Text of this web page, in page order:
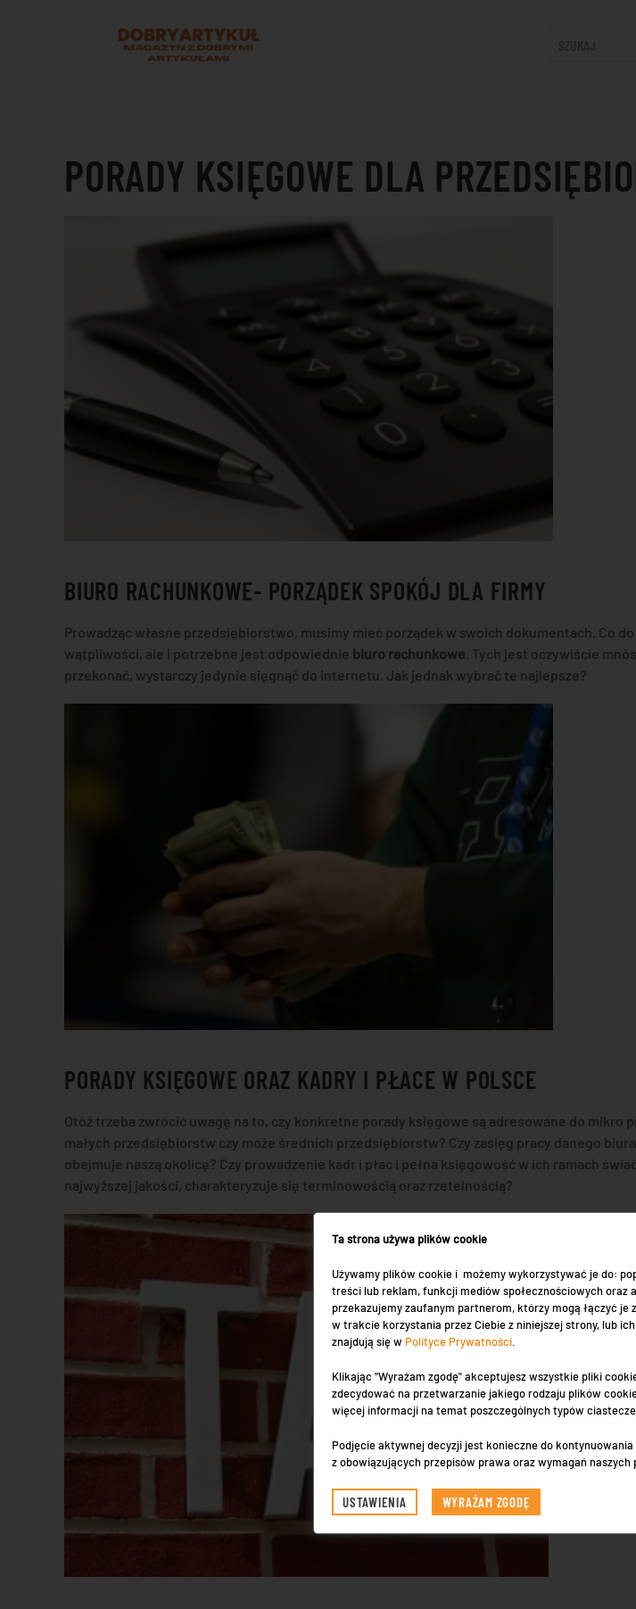
Przejdź do treści głównej
PORADY KSIĘGOWE DLA
BIURO RACHUNKOWE- PORZĄDEK SPOKÓJ DLA FIRMY
Prowadząc własne przedsiębiorstwo, musimy mieć porządek w swoich dokumentach. Co
wątpliwości, ale i potrzebne jest odpowiednie biuro rachunkowe. Tych jest oczywiście
przekonać, wystarczy jedynie sięgnąć do Internetu. Jak jednak wybrać te najlepsze?
PORADY KSIĘGOWE ORAZ KADRY I PŁACE W POLSCE
Otóż trzeba zwrócić uwagę na to, czy konkretne porady księgowe są adresowane do mikro
małych przedsiębiorstw czy może średnich przedsiębiorstw? Czy zasięg pracy danego
obejmuje naszą okolicę? Czy prowadzenie kadr i płac i pełna księgowość w ich ramach
najwyższej jakości, charakteryzuje się terminowością oraz rzetelnością?
Ta strona używa plików cookie
Używamy plików cookie i możemy wykorzystywać je do:
treści lub reklam, funkcji mediów społecznościowych oraz
przekazujemy zaufanym partnerom, którzy mogą łączyć
w trakcie korzystania przez Ciebie z niniejszej strony, lub
znajdują się w Polityce Prywatności
Klikając "Wyrażam zgodę" akceptujesz wszystkie pliki
zdecydować na przetwarzanie jakiego rodzaju plików
więcej informacji na temat poszczególnych typów
Podjęcie aktywnej decyzji jest konieczne do
z obowiązujących przepisów prawa oraz wymagań naszych
USTAWIENIA WYRAŻAM ZGODĘ